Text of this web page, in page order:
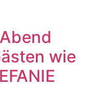
wie